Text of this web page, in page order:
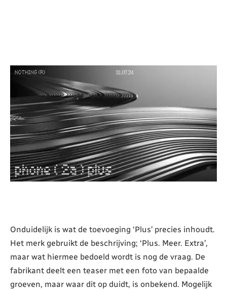
Onduidelijk is wat de toevoeging ‘Plus’ precies inhoudt.
Het merk gebruikt de beschrijving; ‘Plus. Meer. Extra’,
maar wat hiermee bedoeld wordt is nog de vraag. De
fabrikant deelt een teaser met een foto van bepaalde
groeven, maar waar dit op duidt, is onbekend. Mogelijk